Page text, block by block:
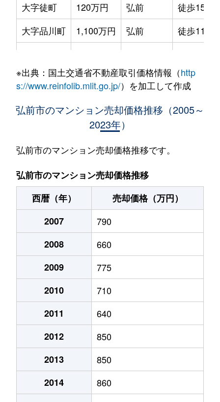
大字徒町
120万円 弘前
徒歩15分
大字品川町
1,100万円 弘前
徒歩11分
大字鉄砲町
390万円 中央弘前
徒歩9分
800万円
大字土手町
2,600万円 石川(ＪＲ)
大字土手町
2,300万円 弘前
大字富田
弘前
徒歩15分
大字富田
300万円
大字松森町
680万円
大字山道町
750万円
※出典：国土交通省不動産取引価格情報（http
s://www.reinfolib.mlit.go.jp/）を加工して作成
弘前市のマンション売却価格推移（2005～
2023年）
弘前市のマンション売却価格推移です。
弘前市のマンション売却価格推移
西暦（年）
売却価格（万円）
2007
790
2008
660
2009
775
2010
710
2011
640
2012
850
2013
850
2014
860